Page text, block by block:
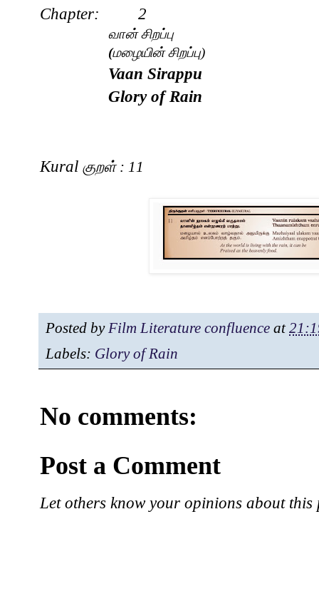
Chapter: 2
வான் சிறப்பு
(மழையின் சிறப்பு)
Vaan Sirappu
Glory of Rain
Kural குறள் : 11
Posted by Film Literature confluence at
Labels: Glory of Rain
No comments:
Post a Comment
Let others know your opinions about this